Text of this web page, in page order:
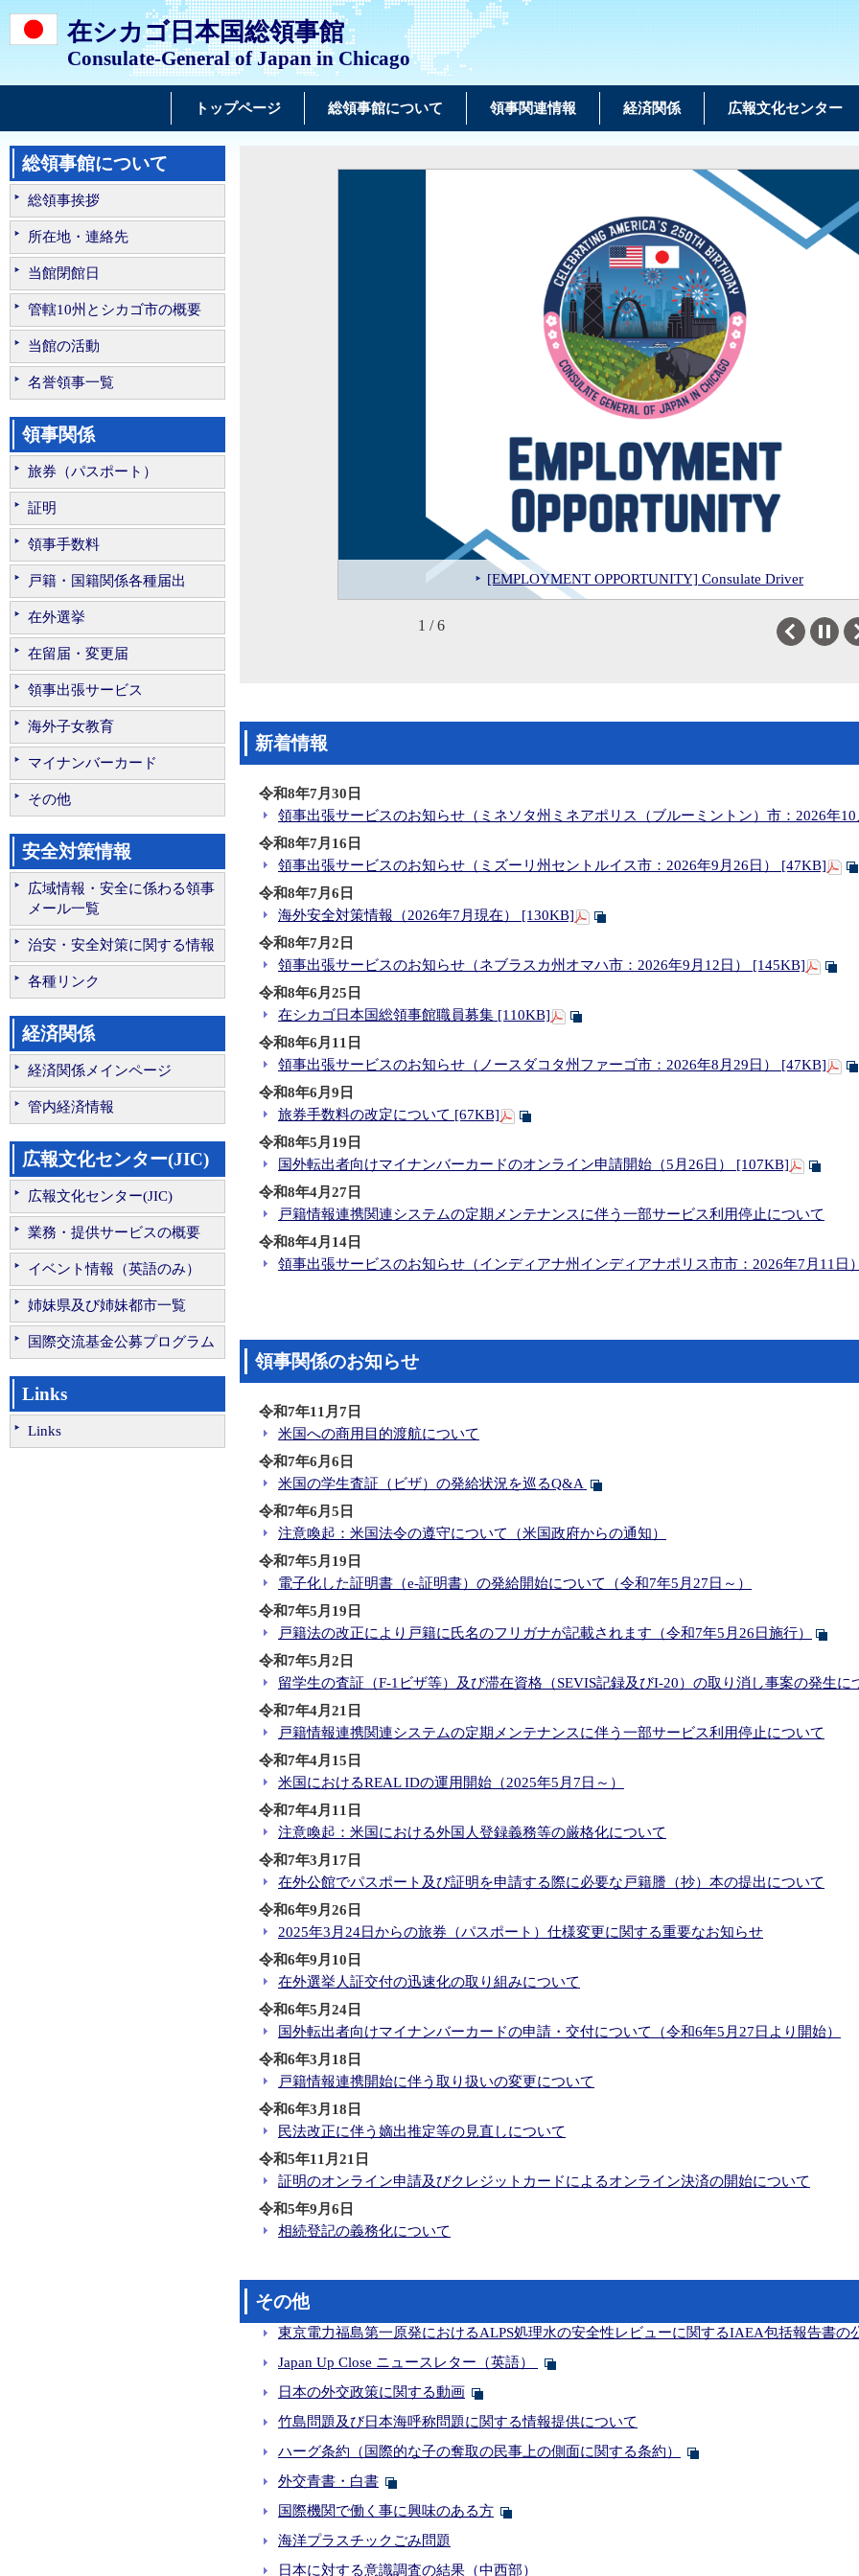
在シカゴ日本国総領事館
Consulate-General of Japan in Chicago
トップページ 総領事館について 領事関連情報 経済関係 広報文化センター
総領事館について
総領事挨拶
所在地・連絡先
当館閉館日
管轄10州とシカゴ市の概要
当館の活動
名誉領事一覧
領事関係
旅券（パスポート）
証明
領事手数料
戸籍・国籍関係各種届出
在外選挙
在留届・変更届
領事出張サービス
海外子女教育
マイナンバーカード
その他
安全対策情報
広域情報・安全に係わる領事
メール一覧
治安・安全対策に関する情報
各種リンク
経済関係
経済関係メインページ
管内経済情報
広報文化センター(JIC)
広報文化センター(JIC)
業務・提供サービスの概要
イベント情報（英語のみ）
姉妹県及び姉妹都市一覧
国際交流基金公募プログラム
Links
Links
[EMPLOYMENT OPPORTUNITY] Consulate Driver
[APPLY NOW] 2027 Japanese American Leadership Delegation to Japan
DCG Kishi meets with White Sox first baseman Munetaka Murakami
ACG Kishi awards Ms. Vickie Sakurada Schaepler the Order of the Rising Sun,
Japan Village at the 2026 CelebrAsian in Des Moines, IA
Pokémon Fossil Museum opens at Field Museum
1 / 6 Previous
新着情報
令和8年7月30日
領事出張サービスのお知らせ（ミネソタ州ミネアポリス（ブルーミントン）市：2026年
令和8年7月16日
領事出張サービスのお知らせ（ミズーリ州セントルイス市：2026年9月26日） [47KB]
令和8年7月6日
海外安全対策情報（2026年7月現在） [130KB]
令和8年7月2日
領事出張サービスのお知らせ（ネブラスカ州オマハ市：2026年9月12日） [145KB]
令和8年6月25日
在シカゴ日本国総領事館職員募集 [110KB]
令和8年6月11日
領事出張サービスのお知らせ（ノースダコタ州ファーゴ市：2026年8月29日） [47KB]
令和8年6月9日
旅券手数料の改定について [67KB]
令和8年5月19日
国外転出者向けマイナンバーカードのオンライン申請開始（5月26日） [107KB]
令和8年4月27日
戸籍情報連携関連システムの定期メンテナンスに伴う一部サービス利用停止について
令和8年4月14日
領事出張サービスのお知らせ（インディアナ州インディアナポリス市市：2026年7月11日
領事関係のお知らせ
令和7年11月7日
米国への商用目的渡航について
令和7年6月6日
米国の学生査証（ビザ）の発給状況を巡るQ&A
令和7年6月5日
注意喚起：米国法令の遵守について（米国政府からの通知）
令和7年5月19日
電子化した証明書（e-証明書）の発給開始について（令和7年5月27日～）
令和7年5月19日
戸籍法の改正により戸籍に氏名のフリガナが記載されます（令和7年5月26日施行）
令和7年5月2日
留学生の査証（F-1ビザ等）及び滞在資格（SEVIS記録及びI-20）の取り消し事案の発生に
令和7年4月21日
戸籍情報連携関連システムの定期メンテナンスに伴う一部サービス利用停止について
令和7年4月15日
米国におけるREAL IDの運用開始（2025年5月7日～）
令和7年4月11日
注意喚起：米国における外国人登録義務等の厳格化について
令和7年3月17日
在外公館でパスポート及び証明を申請する際に必要な戸籍謄（抄）本の提出について
令和6年9月26日
2025年3月24日からの旅券（パスポート）仕様変更に関する重要なお知らせ
令和6年9月10日
在外選挙人証交付の迅速化の取り組みについて
令和6年5月24日
国外転出者向けマイナンバーカードの申請・交付について（令和6年5月27日より開始）
令和6年3月18日
戸籍情報連携開始に伴う取り扱いの変更について
令和6年3月18日
民法改正に伴う嫡出推定等の見直しについて
令和5年11月21日
証明のオンライン申請及びクレジットカードによるオンライン決済の開始について
令和5年9月6日
相続登記の義務化について
その他
東京電力福島第一原発におけるALPS処理水の安全性レビューに関するIAEA包括報告書の
Japan Up Close ニュースレター（英語）
日本の外交政策に関する動画
竹島問題及び日本海呼称問題に関する情報提供について
ハーグ条約（国際的な子の奪取の民事上の側面に関する条約）
外交青書・白書
国際機関で働く事に興味のある方
海洋プラスチックごみ問題
日本に対する意識調査の結果（中西部）